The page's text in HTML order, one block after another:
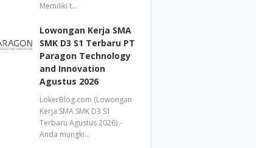
Memiliki t…
Lowongan Kerja SMA
SMK D3 S1 Terbaru PT
Paragon Technology
and Innovation
Agustus 2026
LokerBlog.com (Lowongan
Kerja SMA SMK D3 S1
Terbaru Agustus 2026) -
Anda mungki…